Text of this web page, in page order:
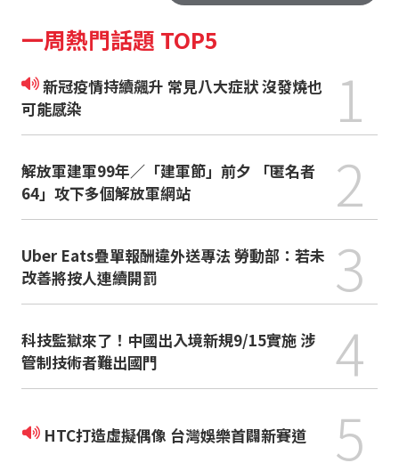
一周熱門話題 TOP5
新冠疫情持續飆升 常見八大症狀 沒發燒也
可能感染
1
解放軍建軍99年／「建軍節」前夕 「匿名者
64」攻下多個解放軍網站
2
Uber Eats疊單報酬違外送專法 勞動部：若未
改善將按人連續開罰
3
科技監獄來了！中國出入境新規9/15實施 涉
管制技術者難出國門
4
HTC打造虛擬偶像 台灣娛樂首闢新賽道 5